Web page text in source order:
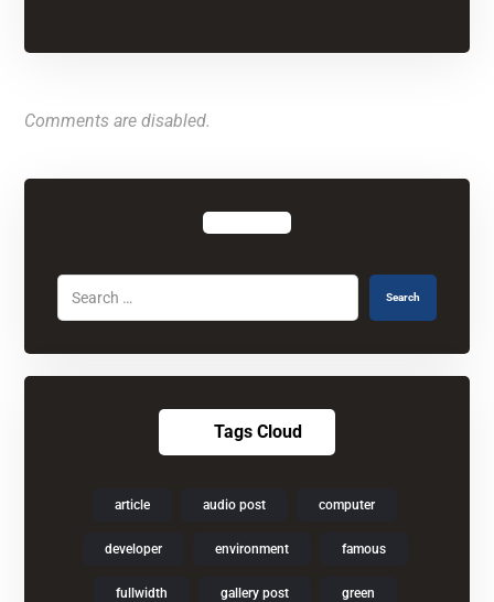
Comments are disabled.
Search
Tags Cloud
article audio post computer
developer environment famous
fullwidth gallery post green